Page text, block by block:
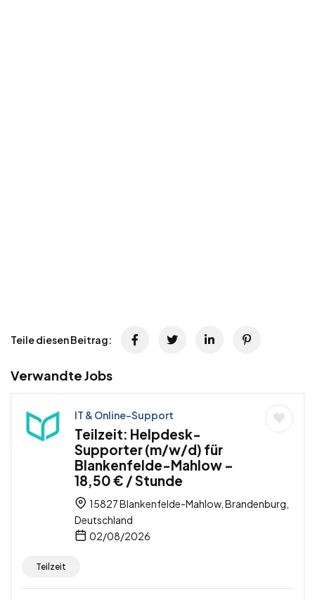
Teile diesen Beitrag:
Verwandte Jobs
IT & Online-Support
Teilzeit: Helpdesk-
Supporter (m/w/d) für
Blankenfelde-Mahlow –
18,50 € / Stunde
15827 Blankenfelde-Mahlow, Brandenburg,
Deutschland
02/08/2026
Teilzeit